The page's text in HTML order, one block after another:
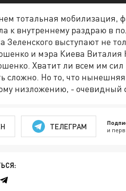
тотальная мобилизация,
к внутреннему раздраю в
Зеленского выступают не
и мэра Киева
Хватит ли всем им сил
сложно. Но то, что
низложению, - очевидный
ТЕЛЕГРАМ и